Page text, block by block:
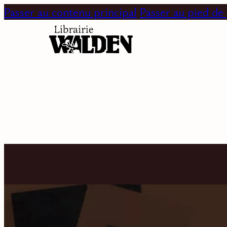
Passer au contenu principal Passer au pied de